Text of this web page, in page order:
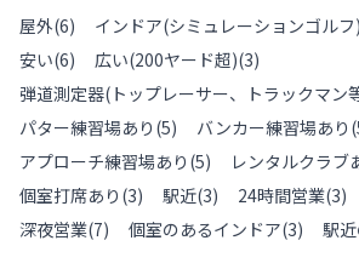
屋外(6) インドア(シミュレーションゴルフ)
安い(6) 広い(200ヤード超)(3)
弾道測定器(トップレーサー、トラックマン
パター練習場あり (5) バンカー練習場あり (
アプローチ練習場あり (5) レンタルクラブ
個室打席あり (3) 駅近(3) 24時間営業(3)
深夜営業(7) 個室のあるインドア(3) 駅